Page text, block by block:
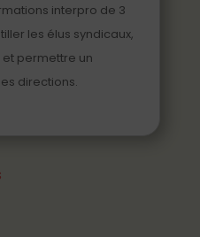
interpro de 3
les élus syndicaux,
permettre un
directions.